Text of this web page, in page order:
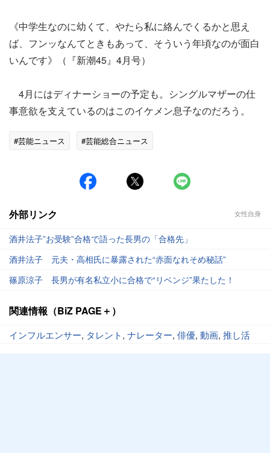
《中学生なのに幼くて、やたら私に絡んでくるかと思え
ば、フンッなんてときもあって、そういう年頃なのが面白
いんです》（『新潮45』4月号）
4月にはディナーショーの予定も。シングルマザーの仕
事意欲を支えているのはこのイケメン息子なのだろう。
#芸能ニュース #芸能総合ニュース
外部リンク 女性自身
酒井法子”お受験”合格で語った長男の「合格先」
酒井法子 元夫・高相氏に暴露された“赤面なれそめ秘話”
篠原涼子 長男が有名私立小に合格で“リベンジ”果たした！
関連情報（BiZ PAGE＋）
インフルエンサー, タレント, ナレーター, 俳優, 動画, 推し活